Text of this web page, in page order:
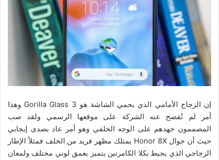
إن الزجاج الأمامي الذي يحمي الشاشة هو Gorilla Glass 3 وهذا
أمر لم تُفصح عنه الشركة على موقعها الرسمي ولقد صب
المصممون جهدهم على الوجه الخلفي وهو أمر عاد بصدى إيجابي
حيث أن جوال Honor 8X يمتلك مظهر فريد من الخلف فمثلاً الإطار
الزجاجي الذي يحيط بكلا الكامرتين يتميز بعمق لوني مختلف ولمعان